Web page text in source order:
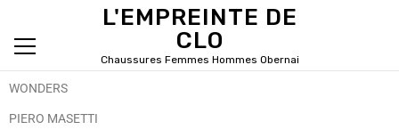
L'EMPREINTE DE
CLO
Chaussures Femmes Hommes Obernai
Primary Menu
WONDERS
PIERO MASETTI